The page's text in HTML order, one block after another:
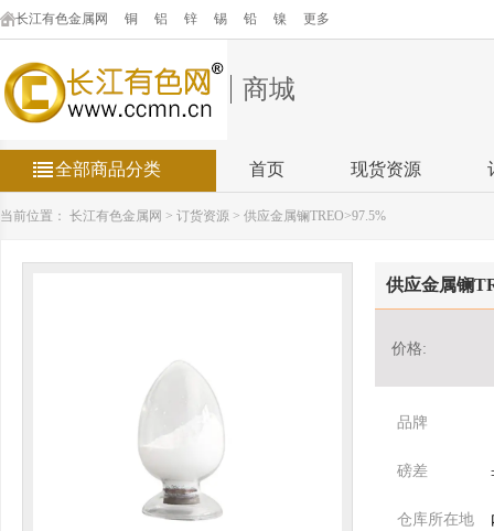
长江有色金属网 铜 铝 锌 锡 铅 镍 更多
商城
全部商品分类 首页 现货资源
当前位置： 长江有色金属网 > 订货资源 > 供应金属镧TREO>97.5%
供应金属镧
价格:
品牌
磅差
仓库所在地